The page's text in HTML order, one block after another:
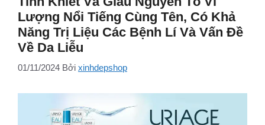
Lượng Nổi Tiếng Cùng Tên, Có Khả
Năng Trị Liệu Các Bệnh Lí Và Vấn Đề
Về Da Liễu
01/11/2024 Bởi xinhdepshop